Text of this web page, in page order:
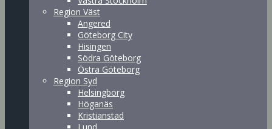
Region Väst
Angered
Göteborg City
Hisingen
Södra Göteborg
Östra Göteborg
Region Syd
Helsingborg
Höganäs
Kristianstad